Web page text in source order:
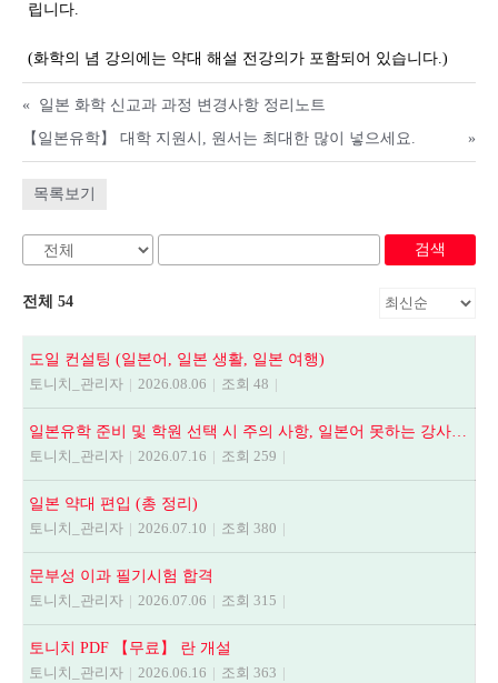
립니다.
(화학의 념 강의에는 약대 해설 전강의가 포함되어 있습니다.)
« 일본 화학 신교과 과정 변경사항 정리노트
【일본유학】 대학 지원시, 원서는 최대한 많이 넣으세요.
»
목록보기
검색
전체 54
도일 컨설팅 (일본어, 일본 생활, 일본 여행)
토니치_관리자 | 2026.08.06 | 조회 48 |
일본유학 준비 및 학원 선택 시 주의 사항, 일본어 못하는 강사에게 수업듣지 마세요.
토니치_관리자 | 2026.07.16 | 조회 259 |
일본 약대 편입 (총 정리)
토니치_관리자 | 2026.07.10 | 조회 380 |
문부성 이과 필기시험 합격
토니치_관리자 | 2026.07.06 | 조회 315 |
토니치 PDF 【무료】 란 개설
토니치_관리자 | 2026.06.16 | 조회 363 |